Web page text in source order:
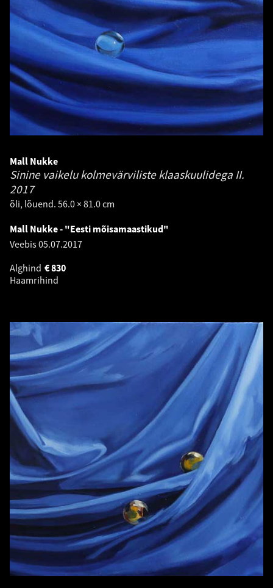
Mall Nukke
Sinine vaikelu kolmevärviliste klaaskuulidega II.
2017
õli, lõuend. 56.0 × 81.0 cm
Mall Nukke - "Eesti mõisamaastikud"
Veebis05.07.2017
Alghind
830
€
Haamrihind